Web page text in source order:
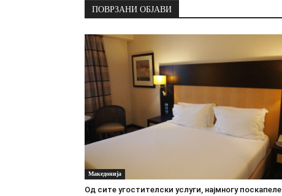
ПОВРЗАНИ ОБЈАВИ
Македонија
Oд сите угостителски услуги, најмногу поскапеле